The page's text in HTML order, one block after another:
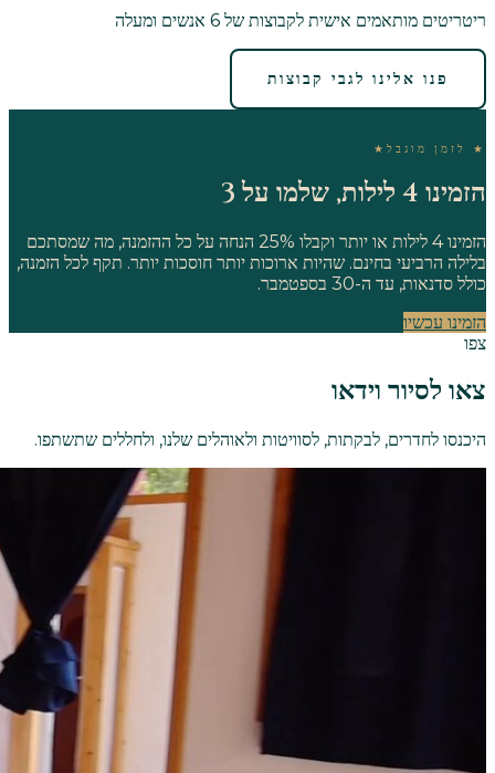
ריטריטים מותאמים אישית לקבוצות של 6 אנשים ומעלה
פנו אלינו לגבי קבוצות
★ לזמן מוגבל ★
הזמינו 4 לילות, שלמו על 3
הזמינו 4 לילות או יותר וקבלו 25% הנחה על כל ההזמנה, מה שמסתכם
בלילה הרביעי בחינם. שהיות ארוכות יותר חוסכות יותר. תקף לכל הזמנה,
כולל סדנאות, עד ה-30 בספטמבר.
הזמינו עכשיו
צפו
צאו לסיור וידאו
היכנסו לחדרים, לבקתות, לסוויטות ולאוהלים שלנו, ולחללים שתשתפו.